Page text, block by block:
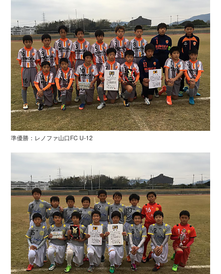
準優勝：レノファ山口FC U-12